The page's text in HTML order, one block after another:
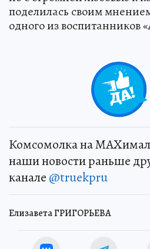
поделилась своим
одного из воспитанников
Комсомолка на
наши новости раньше
канале @truekpru
Елизавета ГРИГОРЬЕВА